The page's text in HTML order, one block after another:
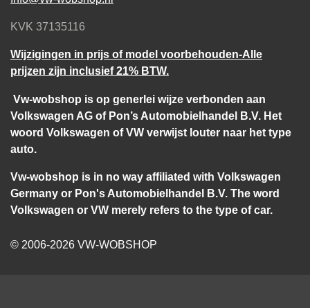
KVK 37135116
Wijzigingen in prijs of model voorbehouden-Alle
prijzen zijn inclusief 21% BTW.
Vw-wobshop is op generlei wijze verbonden aan
Volkswagen AG of Pon’s Automobielhandel B.V. Het
woord Volkswagen of VW verwijst louter naar het type
auto.
Vw-wobshop is in no way affiliated with Volkswagen
Germany or Pon's Automobielhandel B.V. The word
Volkswagen or VW merely refers to the type of car.
© 2006-2026 VW-WOBSHOP